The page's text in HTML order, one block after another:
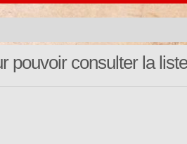
pouvoir consulter la